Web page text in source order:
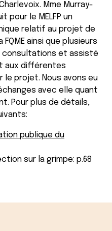
Mme Murray-
pour le MELFP un
relatif au projet de
FQME ainsi que plusieurs
consultations et assisté
aux différentes
projet. Nous avons eu
avec elle quant
Pour plus de détails,
publique du
sur la grimpe: p.68